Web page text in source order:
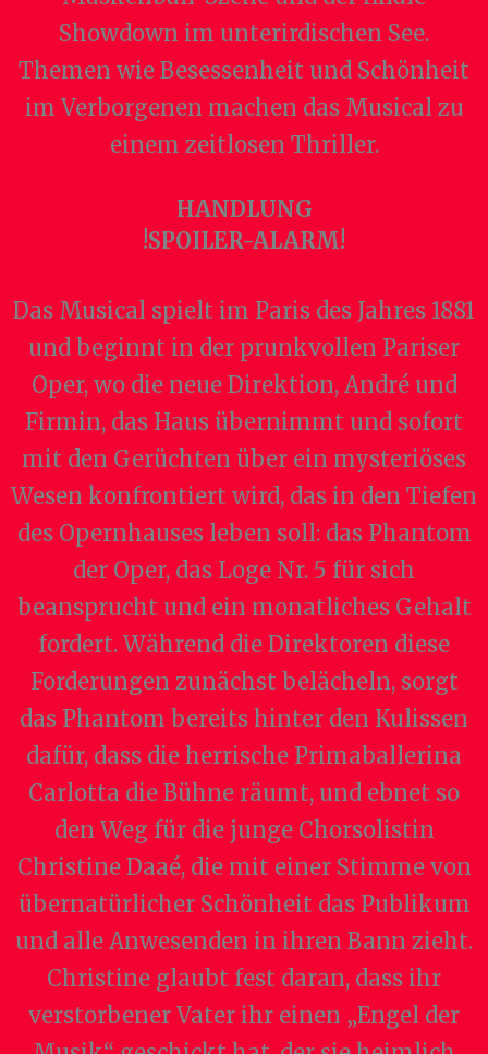
Showdown im unterirdischen See.
Themen wie Besessenheit und Schönheit
im Verborgenen machen das Musical zu
einem zeitlosen Thriller.
HANDLUNG
!SPOILER-ALARM!
Das Musical spielt im Paris des Jahres 1881
und beginnt in der prunkvollen Pariser
Oper, wo die neue Direktion, André und
Firmin, das Haus übernimmt und sofort
mit den Gerüchten über ein mysteriöses
Wesen konfrontiert wird, das in den Tiefen
des Opernhauses leben soll: das Phantom
der Oper, das Loge Nr. 5 für sich
beansprucht und ein monatliches Gehalt
fordert. Während die Direktoren diese
Forderungen zunächst belächeln, sorgt
das Phantom bereits hinter den Kulissen
dafür, dass die herrische Primaballerina
Carlotta die Bühne räumt, und ebnet so
den Weg für die junge Chorsolistin
Christine Daaé, die mit einer Stimme von
übernatürlicher Schönheit das Publikum
und alle Anwesenden in ihren Bann zieht.
Christine glaubt fest daran, dass ihr
verstorbener Vater ihr einen „Engel der